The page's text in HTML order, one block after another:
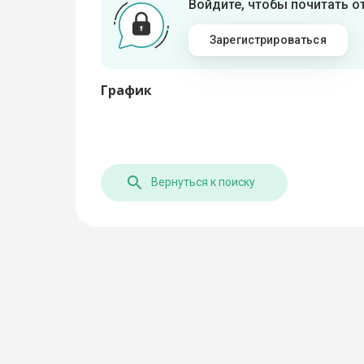
Войдите, чтобы почитать
Зарегистрироваться
График
Вернуться к поиску